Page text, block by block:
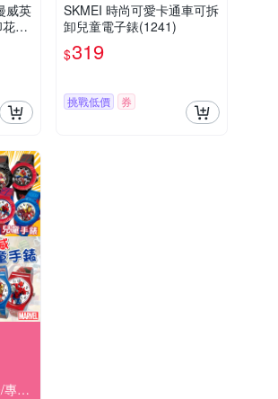
威英
兒
SKMEI 時尚可愛卡通車可拆
卸兒童電子錶(1241)
$319
挑戰低價 券
8/1~8/12 手錶/精品錶/專櫃飾品 指定商品滿$3000享88折